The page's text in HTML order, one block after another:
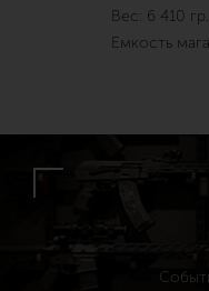
Вес: 6 410 гр.
Емкость